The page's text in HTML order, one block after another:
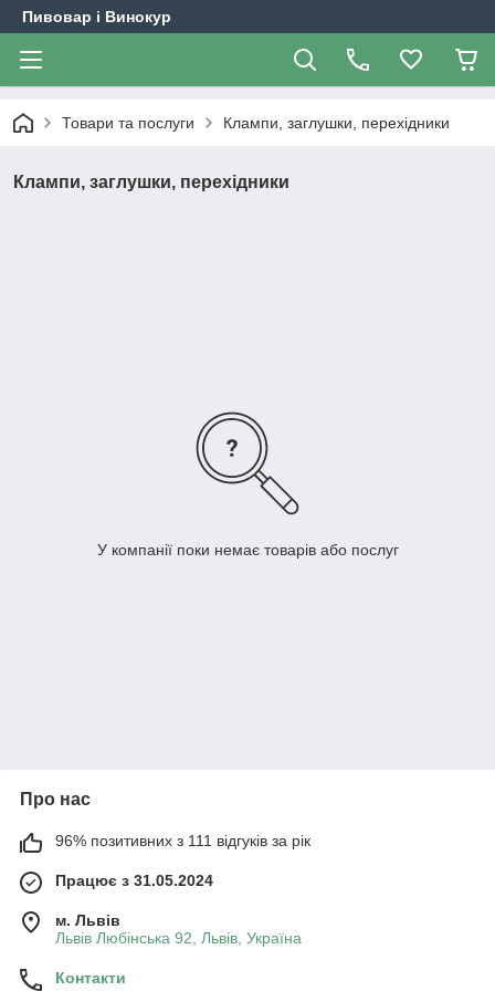
Пивовар і Винокур
Товари та послуги Клампи, заглушки, перехідники
Клампи, заглушки, перехідники
У компанії поки немає товарів або послуг
Про нас
96% позитивних з 111 відгуків за рік
Працює з 31.05.2024
м. Львів
Львів Любінська 92, Львів, Україна
Контакти